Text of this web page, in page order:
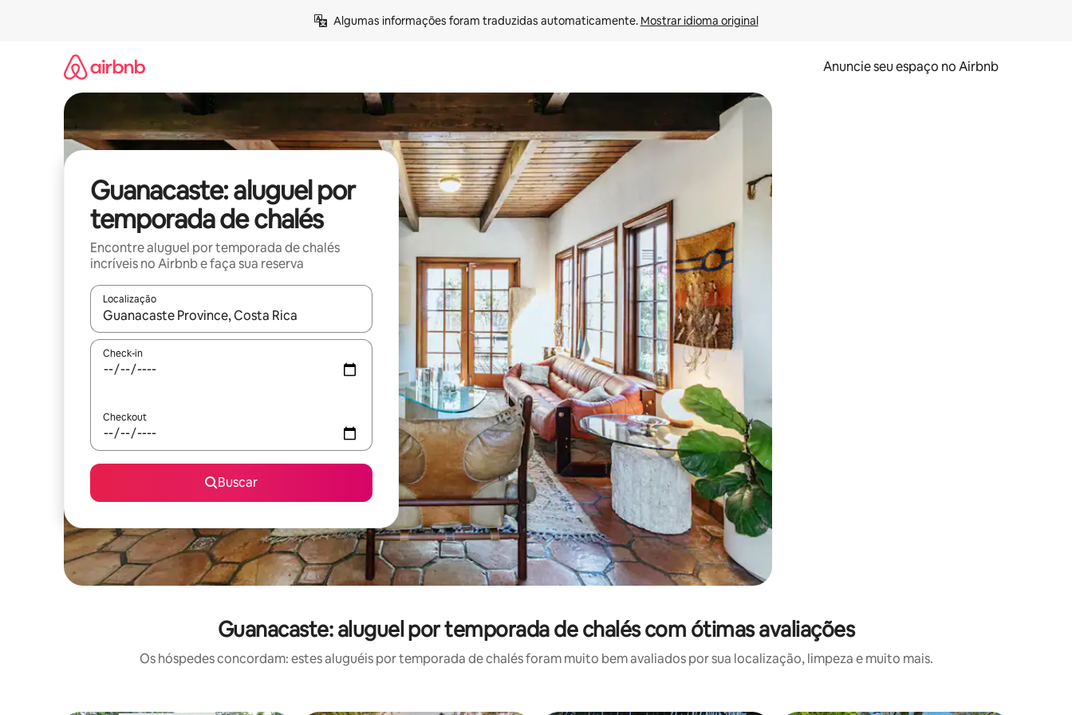
Algumas informações foram traduzidas automaticamente. Mostrar idioma original
Anuncie seu espaço no Airbnb
Guanacaste: aluguel por
temporada de chalés
Encontre aluguel por temporada de chalés
incríveis no Airbnb e faça sua reserva
Localização
Quando os resultados estiverem disponíveis, explore-os usando as seta para cima e para baixo do teclado ou tocando e deslizando o dedo na tela.
Check-in
Checkout
Buscar
Guanacaste: aluguel por temporada de chalés com ótimas avaliações
Os hóspedes concordam: estes aluguéis por temporada de chalés foram muito bem avaliados por sua localização, limpeza e muito mais.